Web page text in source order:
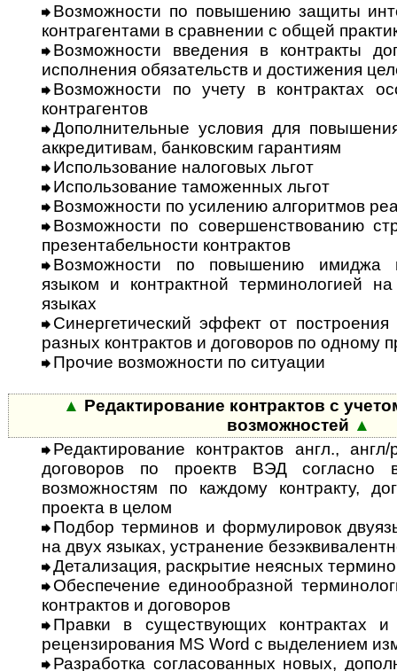
Возможности по повышению защиты
контр­аген­тами в сравнении с общей
Возможности введения в контракты
исполнения обязательств и достижения
Возможности по учету в контрактах
контрагентов
Дополнительные условия для
аккре­дитивам, банковским гарантиям
Использование на­логовых льгот
Использование та­моженных льгот
Возможности по усилению алго­рит­мов
Возможности по совершенствованию
презента­бель­ности контрактов
Возможности по повышению имиджа
языком и контрактной терминологией
языках
Синергетический эффект от пост­ро­е­ния
разных контрактов и до­го­воров по одному
Прочие возможности по ситуации
▲ Редактирование контрактов с
возможностей ▲
Редактирование контрактов англ.,
договоров по проектв ВЭД согласно
возможностям по каждому контракту,
проекта в целом
Подбор терминов и формулировок
на двух языках, устранение
Детализация, раскрытие неясных
Обеспечение единообразной
контрактов и договоров
Правки в существующих контрактах
рецензирования MS Word с выделением
Разработка согласованных новых,